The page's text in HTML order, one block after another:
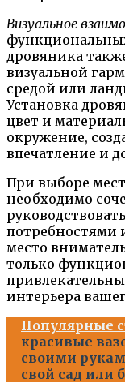
Визуальное
дровяника
визуальной
средой или
Установка
цвет и
окружение,
впечатление и
При выборе
необходимо
потребностями
место
только
интерьера
Популярные
красивые
своими
свой сад или